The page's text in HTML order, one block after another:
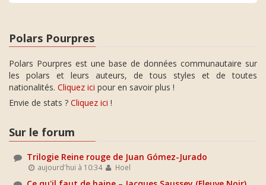
Polars Pourpres
Polars Pourpres est une base de données communautaire sur
les polars et leurs auteurs, de tous styles et de toutes
nationalités. Cliquez ici pour en savoir plus !
Envie de stats ? Cliquez ici !
Sur le forum
Trilogie Reine rouge de Juan Gómez-Jurado
aujourd'hui à 10:34 Hoel